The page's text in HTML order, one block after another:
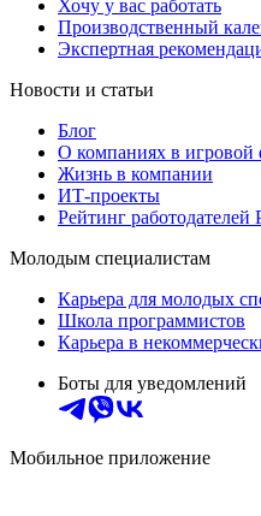
Хочу у вас работать
Производственный
Экспертная
Новости и статьи
Блог
О компаниях в игровой
Жизнь в компании
ИТ-проекты
Рейтинг работодателей
Молодым специалистам
Карьера для молодых
Школа программистов
Карьера в
Боты для уведомлений
Мобильное приложение